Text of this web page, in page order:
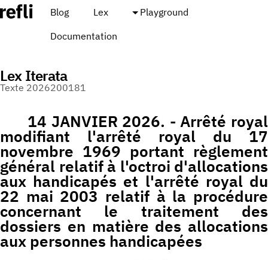
Blog Lex
Playground
Documentation
Lex Iterata
Texte 2026200181
14 JANVIER 2026. - Arrêté royal
modifiant l'arrêté royal du 17
novembre 1969 portant règlement
général relatif à l'octroi d'allocations
aux handicapés et l'arrêté royal du
22 mai 2003 relatif à la procédure
concernant le traitement des
dossiers en matière des allocations
aux personnes handicapées